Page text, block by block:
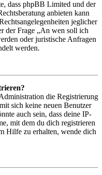
dass phpBB Limited und der
anbieten kann
jeglicher
der Frage „An wen soll ich
oder juristische Anfragen
werden.
die Registrierung
sich keine neuen Benutzer
auch sein, dass deine IP-
mit dem du dich registrieren
Hilfe zu erhalten, wende dich